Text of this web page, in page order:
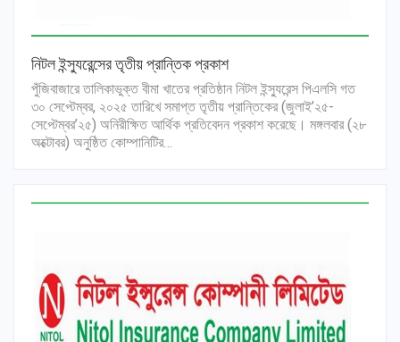
নিটল ইন্স্যুরেন্সের তৃতীয় প্রান্তিক প্রকাশ
পুঁজিবাজারে তালিকাভুক্ত বীমা খাতের প্রতিষ্ঠান নিটল ইন্স্যুরেন্স পিএলসি গত
৩০ সেপ্টেম্বর, ২০২৫ তারিখে সমাপ্ত তৃতীয় প্রান্তিকের (জুলাই’২৫-
সেপ্টেম্বর’২৫) অনিরীক্ষিত আর্থিক প্রতিবেদন প্রকাশ করেছে। মঙ্গলবার (২৮
অক্টোবর) অনুষ্ঠিত কোম্পানিটির…